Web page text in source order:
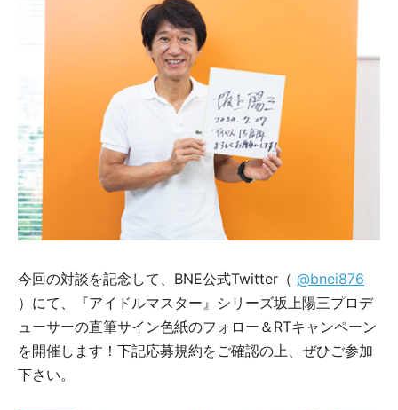
今回の対談を記念して、BNE公式Twitter（ @bnei876
）にて、『アイドルマスター』シリーズ坂上陽三プロデ
ューサーの直筆サイン色紙のフォロー＆RTキャンペーン
を開催します！下記応募規約をご確認の上、ぜひご参加
下さい。